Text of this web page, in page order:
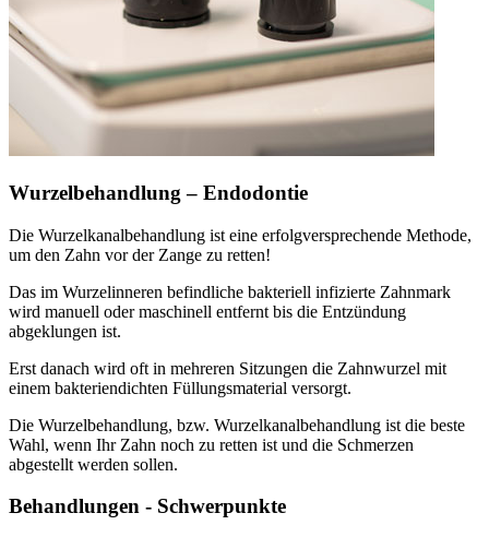
Wurzelbehandlung – Endodontie
Die Wurzelkanalbehandlung ist eine erfolgversprechende Methode,
um den Zahn vor der Zange zu retten!
Das im Wurzelinneren befindliche bakteriell infizierte Zahnmark
wird manuell oder maschinell entfernt bis die Entzündung
abgeklungen ist.
Erst danach wird oft in mehreren Sitzungen die Zahnwurzel mit
einem bakteriendichten Füllungsmaterial versorgt.
Die Wurzelbehandlung, bzw. Wurzelkanalbehandlung ist die beste
Wahl, wenn Ihr Zahn noch zu retten ist und die Schmerzen
abgestellt werden sollen.
Behandlungen - Schwerpunkte